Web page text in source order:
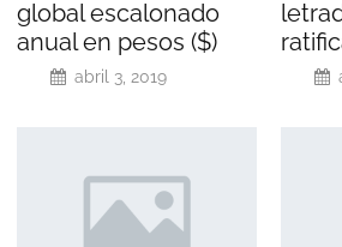
global escalonado
anual en pesos ($)
abril 3, 2019